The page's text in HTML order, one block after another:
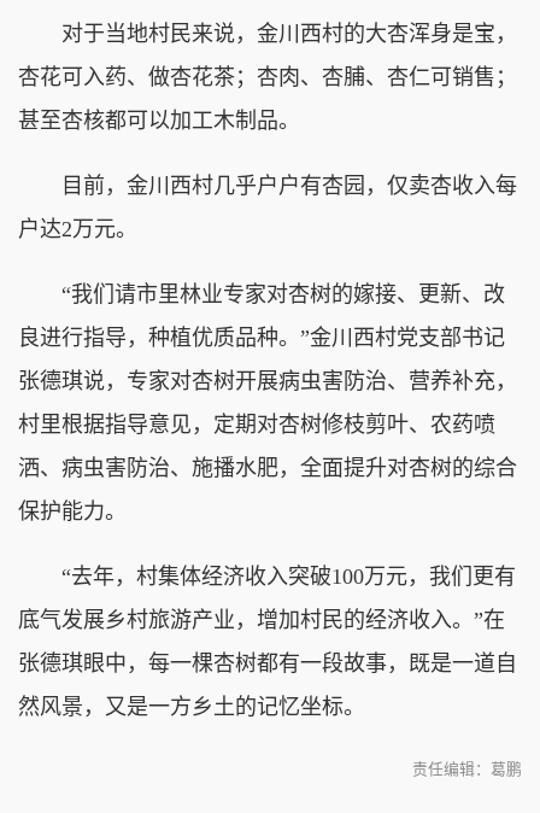
对于当地村民来说，金川西村的大杏浑身是宝，
杏花可入药、做杏花茶；杏肉、杏脯、杏仁可销售；
甚至杏核都可以加工木制品。
目前，金川西村几乎户户有杏园，仅卖杏收入每
户达2万元。
“我们请市里林业专家对杏树的嫁接、更新、改
良进行指导，种植优质品种。”金川西村党支部书记
张德琪说，专家对杏树开展病虫害防治、营养补充，
村里根据指导意见，定期对杏树修枝剪叶、农药喷
洒、病虫害防治、施播水肥，全面提升对杏树的综合
保护能力。
“去年，村集体经济收入突破100万元，我们更有
底气发展乡村旅游产业，增加村民的经济收入。”在
张德琪眼中，每一棵杏树都有一段故事，既是一道自
然风景，又是一方乡土的记忆坐标。
责任编辑：葛鹏